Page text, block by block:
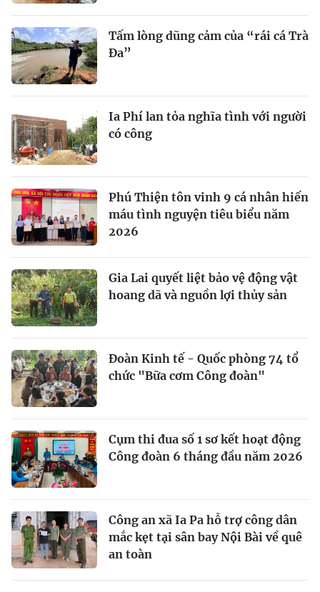
Tấm lòng dũng cảm của “rái cá Trà
Đa”
Ia Phí lan tỏa nghĩa tình với người
có công
Phú Thiện tôn vinh 9 cá nhân hiến
máu tình nguyện tiêu biểu năm
2026
Gia Lai quyết liệt bảo vệ động vật
hoang dã và nguồn lợi thủy sản
Đoàn Kinh tế - Quốc phòng 74 tổ
chức "Bữa cơm Công đoàn"
Cụm thi đua số 1 sơ kết hoạt động
Công đoàn 6 tháng đầu năm 2026
Công an xã Ia Pa hỗ trợ công dân
mắc kẹt tại sân bay Nội Bài về quê
an toàn